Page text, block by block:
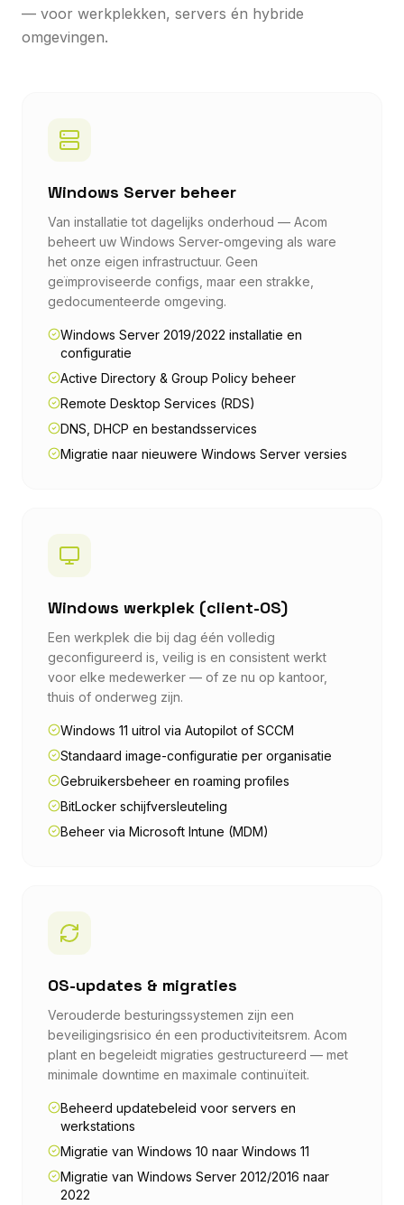
— voor werkplekken, servers én hybride
omgevingen.
Windows Server beheer
Van installatie tot dagelijks onderhoud — Acom
beheert uw Windows Server-omgeving als ware
het onze eigen infrastructuur. Geen
geïmproviseerde configs, maar een strakke,
gedocumenteerde omgeving.
Windows Server 2019/2022 installatie en
configuratie
Active Directory & Group Policy beheer
Remote Desktop Services (RDS)
DNS, DHCP en bestandsservices
Migratie naar nieuwere Windows Server versies
Windows werkplek (client-OS)
Een werkplek die bij dag één volledig
geconfigureerd is, veilig is en consistent werkt
voor elke medewerker — of ze nu op kantoor,
thuis of onderweg zijn.
Windows 11 uitrol via Autopilot of SCCM
Standaard image-configuratie per organisatie
Gebruikersbeheer en roaming profiles
BitLocker schijfversleuteling
Beheer via Microsoft Intune (MDM)
OS-updates & migraties
Verouderde besturingssystemen zijn een
beveiligingsrisico én een productiviteitsrem. Acom
plant en begeleidt migraties gestructureerd — met
minimale downtime en maximale continuïteit.
Beheerd updatebeleid voor servers en
werkstations
Migratie van Windows 10 naar Windows 11
Migratie van Windows Server 2012/2016 naar
2022